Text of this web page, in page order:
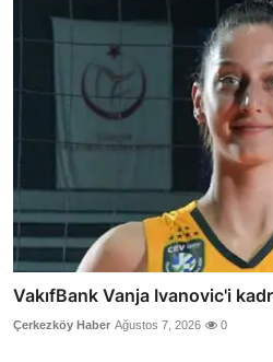
VakıfBank Vanja Ivanovic'i
Çerkezköy Haber Ağustos 7, 2026 0